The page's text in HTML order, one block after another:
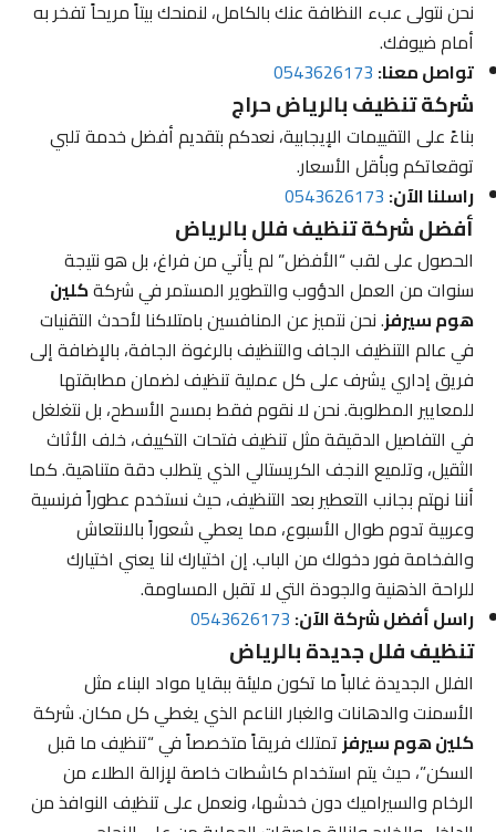
نحن نتولى عبء النظافة عنك بالكامل، لنمنحك بيتاً مريحاً تفخر به
أمام ضيوفك.
تواصل معنا:0543626173
شركة تنظيف بالرياض حراج
بناءً على التقييمات الإيجابية، نعدكم بتقديم أفضل خدمة تلبي
توقعاتكم وبأقل الأسعار.
راسلنا الآن:0543626173
أفضل شركة تنظيف فلل بالرياض
الحصول على لقب “الأفضل” لم يأتي من فراغ، بل هو نتيجة
سنوات من العمل الدؤوب والتطوير المستمر في شركةكلين
هوم سيرفز. نحن نتميز عن المنافسين بامتلاكنا لأحدث التقنيات
في عالم التنظيف الجاف والتنظيف بالرغوة الجافة، بالإضافة إلى
فريق إداري يشرف على كل عملية تنظيف لضمان مطابقتها
للمعايير المطلوبة. نحن لا نقوم فقط بمسح الأسطح، بل نتغلغل
في التفاصيل الدقيقة مثل تنظيف فتحات التكييف، خلف الأثاث
الثقيل، وتلميع النجف الكريستالي الذي يتطلب دقة متناهية. كما
أننا نهتم بجانب التعطير بعد التنظيف، حيث نستخدم عطوراً فرنسية
وعربية تدوم طوال الأسبوع، مما يعطي شعوراً بالانتعاش
والفخامة فور دخولك من الباب. إن اختيارك لنا يعني اختيارك
للراحة الذهنية والجودة التي لا تقبل المساومة.
راسل أفضل شركة الآن:0543626173
تنظيف فلل جديدة بالرياض
الفلل الجديدة غالباً ما تكون مليئة ببقايا مواد البناء مثل
الأسمنت والدهانات والغبار الناعم الذي يغطي كل مكان. شركة
كلين هوم سيرفزتمتلك فريقاً متخصصاً في “تنظيف ما قبل
السكن”، حيث يتم استخدام كاشطات خاصة لإزالة الطلاء من
الرخام والسيراميك دون خدشها، ونعمل على تنظيف النوافذ من